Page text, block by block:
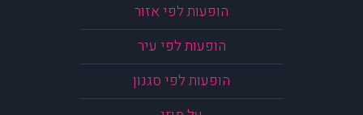
הופעות לפי אזור
הופעות לפי עיר
הופעות לפי סגנון